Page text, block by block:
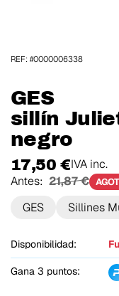
GES
sillín
negro
17,50 €IVA inc.
Antes: 21,87 €
GES Sillines
Disponibilidad:
Gana 3 puntos:
REF: #0000006338